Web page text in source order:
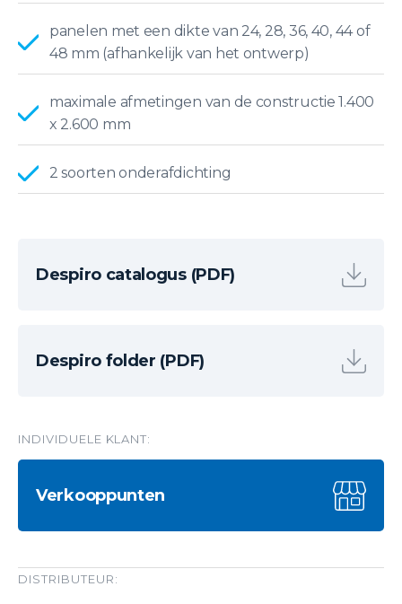
panelen met een dikte van 24, 28, 36, 40, 44 of
48 mm (afhankelijk van het ontwerp)
maximale afmetingen van de constructie 1.400
x 2.600 mm
2 soorten onderafdichting
Despiro catalogus (PDF)
Despiro folder (PDF)
INDIVIDUELE KLANT:
Verkooppunten
DISTRIBUTEUR: